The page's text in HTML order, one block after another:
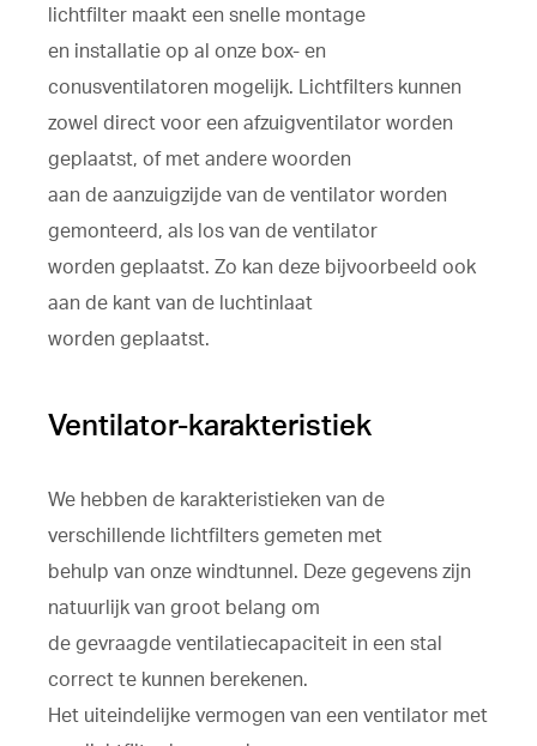
lichtfilter maakt een snelle montage
en installatie op al onze box- en
conusventilatoren mogelijk. Lichtfilters kunnen
zowel direct voor een afzuigventilator worden
geplaatst, of met andere woorden
aan de aanzuigzijde van de ventilator worden
gemonteerd, als los van de ventilator
worden geplaatst. Zo kan deze bijvoorbeeld ook
aan de kant van de luchtinlaat
worden geplaatst.
Ventilator-karakteristiek
We hebben de karakteristieken van de
verschillende lichtfilters gemeten met
behulp van onze windtunnel. Deze gegevens zijn
natuurlijk van groot belang om
de gevraagde ventilatiecapaciteit in een stal
correct te kunnen berekenen.
Het uiteindelijke vermogen van een ventilator met